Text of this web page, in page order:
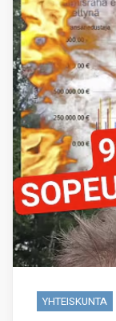
YHTEISKUNTA